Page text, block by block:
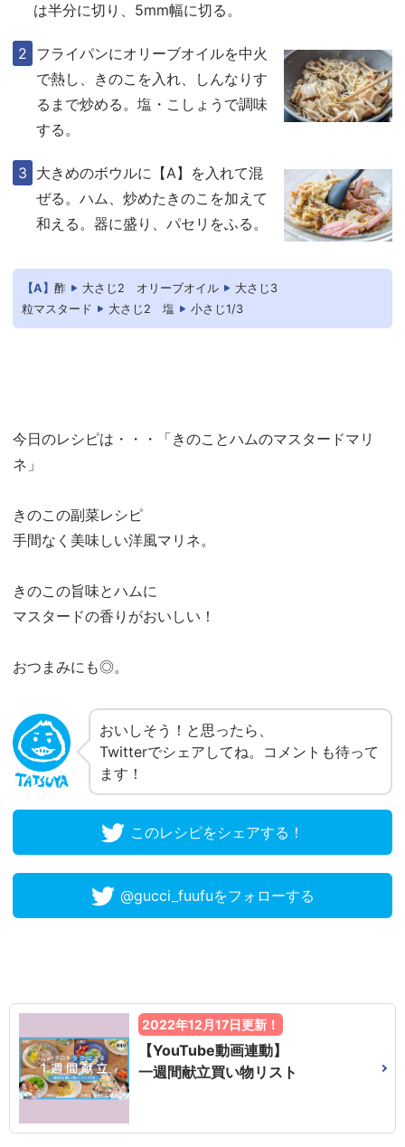
は半分に切り、5mm幅に切る。
フライパンにオリーブオイルを中火
で熱し、きのこを入れ、しんなりす
るまで炒める。塩・こしょうで調味
する。
大きめのボウルに【A】を入れて混
ぜる。ハム、炒めたきのこを加えて
和える。器に盛り、パセリをふる。
【A】 酢 大さじ2 オリーブオイル
大さじ3
粒マスタード
大さじ2 塩 小さじ1/3
今日のレシピは・・・「きのことハムのマスタードマリ
ネ」
きのこの副菜レシピ
手間なく美味しい洋風マリネ。
きのこの旨味とハムに
マスタードの香りがおいしい！
おつまみにも◎。
おいしそう！と思ったら、
Twitterでシェアしてね。コメントも待って
ます！
このレシピをシェアする！
@gucci_fuufuをフォローする
2022年12月17日更新！
【YouTube動画連動】
一週間献立買い物リスト